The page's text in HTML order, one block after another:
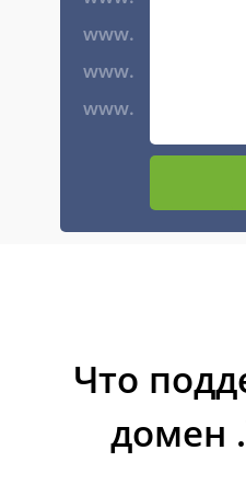
www.
www.
www.
Что
домен